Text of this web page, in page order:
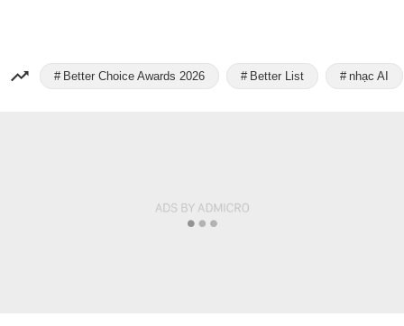
Better Choice Awards 2026 Better List nhạc AI